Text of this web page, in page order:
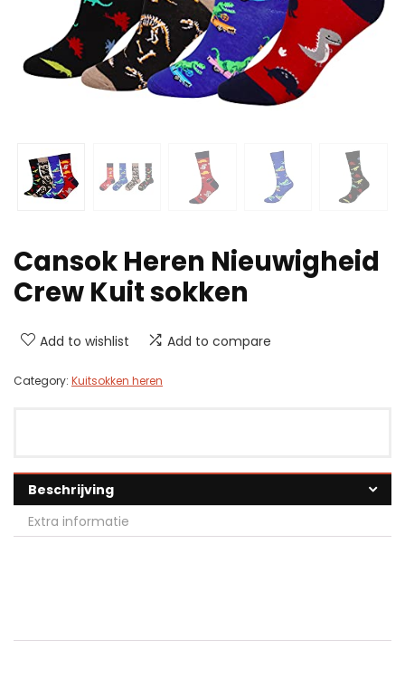
Cansok Heren Nieuwigheid
Crew Kuit sokken
Add to wishlist Add to compare
Category: Kuitsokken heren
Beschrijving
Extra informatie